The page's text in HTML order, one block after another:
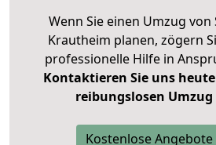
Wenn Sie einen Umzug
Krautheim planen, zögern
professionelle Hilfe in
Kontaktieren Sie uns heute
reibungslosen Umzug
Kostenlose